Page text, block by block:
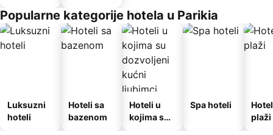
Popularne kategorije hotela u Parikia
Luksuzni
hoteli
Hoteli sa
bazenom
Hoteli u
kojima su
Spa hoteli
plaži